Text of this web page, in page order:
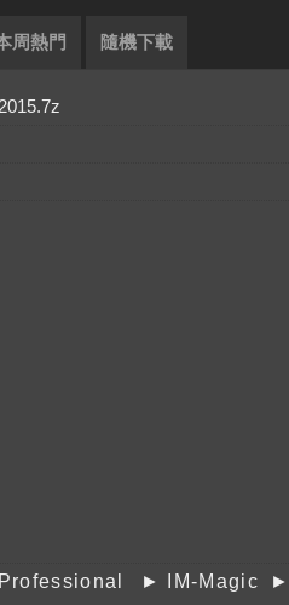
周熱門 隨機下載
► IM-Magic